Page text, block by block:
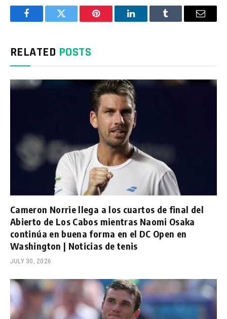
FacebookTwitter Pinterest LinkedInTumblr Email
RELATED POSTS
Cameron Norrie llega a los cuartos de final del
Abierto de Los Cabos mientras Naomi Osaka
continúa en buena forma en el DC Open en
Washington | Noticias de tenis
JULY 30, 2026